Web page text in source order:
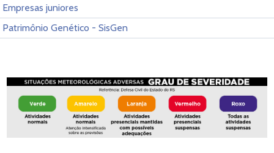
Empresas juniores
Patrimônio Genético - SisGen